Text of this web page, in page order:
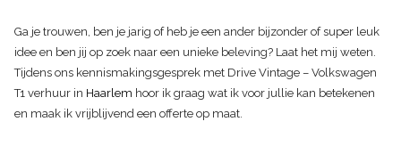
Ga je trouwen, ben je jarig of heb je een ander bijzonder of super leuk
idee en ben jij op zoek naar een unieke beleving? Laat het mij weten.
Tijdens ons kennismakingsgesprek met Drive Vintage – Volkswagen
T1 verhuur in Haarlem hoor ik graag wat ik voor jullie kan betekenen
en maak ik vrijblijvend een offerte op maat.